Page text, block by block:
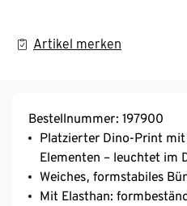
Artikel merken
Bestellnummer: 197900
Platzierter Dino-Print mit
Elementen – leuchtet im
Weiches, formstabiles
Mit Elasthan: